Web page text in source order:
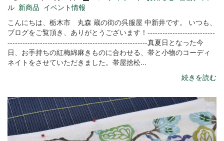
ル 新商品 イベント情報
こんにちは、栃木市 丸森 蔵の街の呉服屋 中新井です。 いつも、
ブログをご覧頂き、ありがとうございます！---------------------------
--------------------------------------------------------真夏日となった今
日、お手持ちの紅梅綿麻きものに合わせる、帯と小物のコーディ
ネイトをさせていただきました。帯屋捨松...
続きを読む